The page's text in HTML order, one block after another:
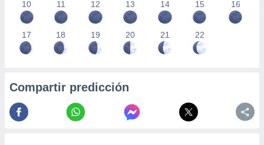
10 11 12 13 14 15 16
17 18 19 20 21 22
Compartir predicción